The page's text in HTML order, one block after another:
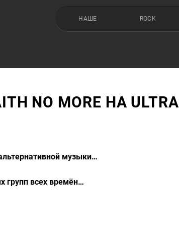
НАШЕ ROCK
NO MORE НА ULTRA
музыки…
групп всех времён…